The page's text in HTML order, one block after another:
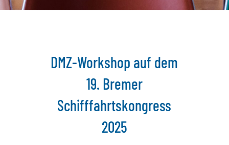
DMZ-Workshop auf dem
19. Bremer
Schifffahrtskongress
2025